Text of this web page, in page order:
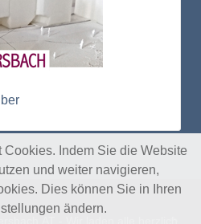
Indem Sie die Website
und weiter navigieren,
Dies können Sie in Ihren
ändern.